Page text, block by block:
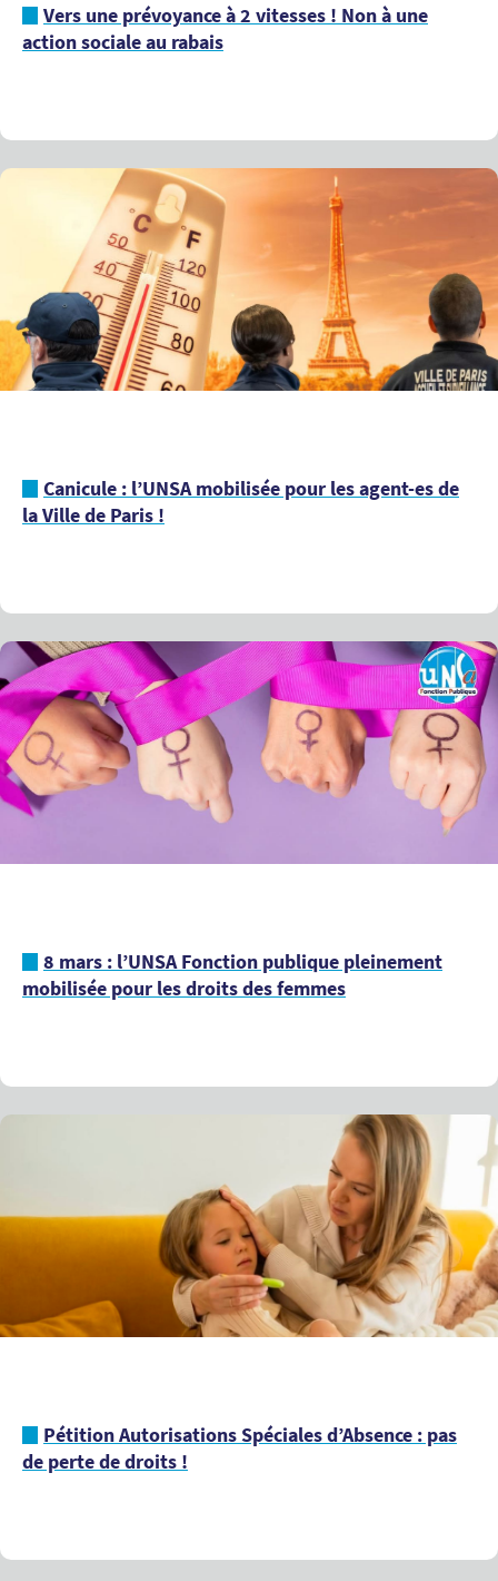
Vers une prévoyance à 2 vitesses ! Non à une
action sociale au rabais
Canicule : l’UNSA mobilisée pour les agent-es de
la Ville de Paris !
8 mars : l’UNSA Fonction publique pleinement
mobilisée pour les droits des femmes
Pétition Autorisations Spéciales d’Absence : pas
de perte de droits !